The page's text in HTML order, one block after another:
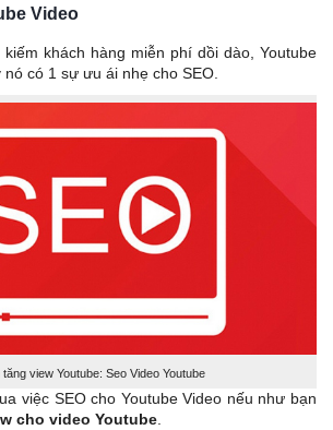
Video
khách hàng miễn phí dồi dào, Youtube
có 1 sự ưu ái nhẹ cho SEO.
view Youtube: Seo Video Youtube
việc SEO cho Youtube Video nếu như bạn
cho video Youtube